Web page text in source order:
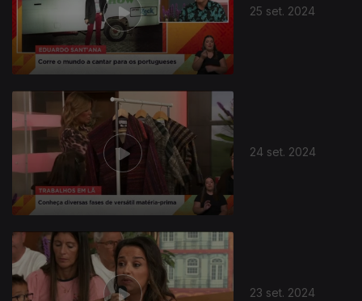
25 set. 2024
24 set. 2024
23 set. 2024